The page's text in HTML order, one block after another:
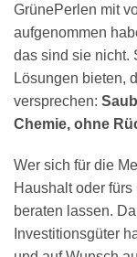
GrünePerlen mit
aufgenommen
das sind sie nicht.
Lösungen bieten,
versprechen:
Chemie, ohne
Wer sich für die
Haushalt oder
beraten lassen.
Investitionsgüter